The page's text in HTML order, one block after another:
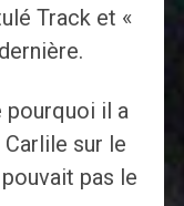
Track et «
pourquoi il a
sur le
pas le